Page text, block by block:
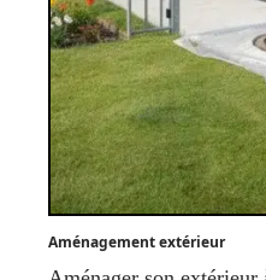
Aménagement extérieur